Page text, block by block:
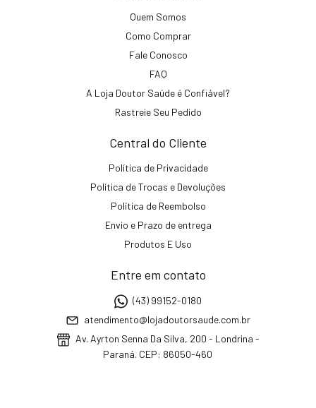
Quem Somos
Como Comprar
Fale Conosco
FAQ
A Loja Doutor Saúde é Confiável?
Rastreie Seu Pedido
Central do Cliente
Política de Privacidade
Política de Trocas e Devoluções
Política de Reembolso
Envio e Prazo de entrega
Produtos E Uso
Entre em contato
(43) 99152-0180
atendimento@lojadoutorsaude.com.br
Av. Ayrton Senna Da Silva, 200 - Londrina -
Paraná. CEP: 86050-460